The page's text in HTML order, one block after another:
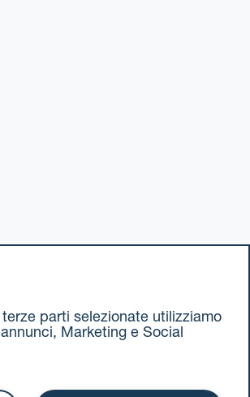
parti selezionate utilizziamo
Marketing e Social